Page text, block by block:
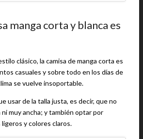
manga corta y blanca es
clásico, la camisa de manga corta es
casuales y sobre todo en los días de
se vuelve insoportable.
usar de la talla justa, es decir, que no
ni muy ancha; y también optar por
y colores claros.